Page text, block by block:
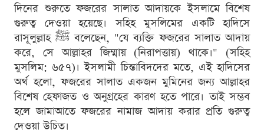
দিনের শুরুতে ফজরের সালাত আদায়কে ইসলামে বিশেষ
গুরুত্ব দেওয়া হয়েছে। সহিহ মুসলিমের একটি হাদিসে
রাসূলুল্লাহ ﷺ বলেছেন, "যে ব্যক্তি ফজরের সালাত আদায়
করে, সে আল্লাহর জিম্মায় (নিরাপত্তায়) থাকে।" (সহিহ
মুসলিম: ৬৫৭)। ইসলামী চিন্তাবিদদের মতে, এই হাদিসের
অর্থ হলো, ফজরের সালাত একজন মুমিনের জন্য আল্লাহর
বিশেষ হেফাজত ও অনুগ্রহের কারণ হতে পারে। তাই সম্ভব
হলে জামাআতে ফজরের নামাজ আদায় করার প্রতি গুরুত্ব
দেওয়া উচিত।